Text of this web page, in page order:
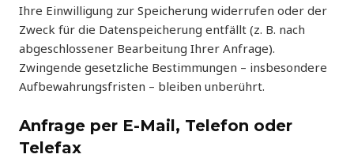
Ihre Einwilligung zur Speicherung widerrufen oder der
Zweck für die Datenspeicherung entfällt (z. B. nach
abgeschlossener Bearbeitung Ihrer Anfrage).
Zwingende gesetzliche Bestimmungen – insbesondere
Aufbewahrungsfristen – bleiben unberührt.
Anfrage per E-Mail, Telefon oder
Telefax